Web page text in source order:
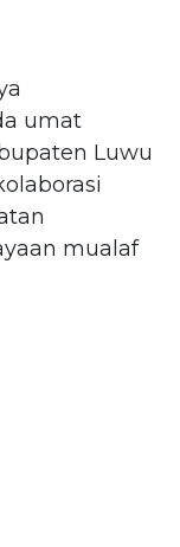
umat
Luwu
mualaf